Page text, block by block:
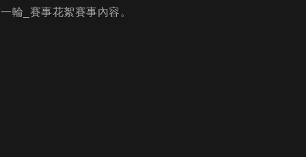
輪_賽事花絮賽事內容。